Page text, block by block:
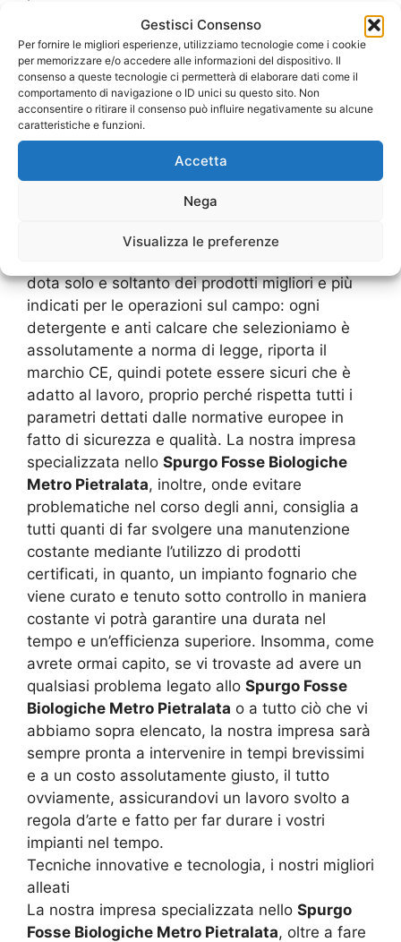
Gestisci Consenso
Per fornire le migliori esperienze, utilizziamo tecnologie come i cookie
per memorizzare e/o accedere alle informazioni del dispositivo. Il
consenso a queste tecnologie ci permetterà di elaborare dati come il
comportamento di navigazione o ID unici su questo sito. Non
acconsentire o ritirare il consenso può influire negativamente su alcune
caratteristiche e funzioni.
Accetta
Nega
Visualizza le preferenze
metterci all’opera per qualsiasi tipologia di
richiesta: sia essa legata allo spurgo civile o a
quello industriale. Ci teniamo a sottolineare che
dopo ogni servizio di aspirazione, le squadre
operative dalla nostra impresa specializzata
si prenderanno sempre cura dello
smaltimento dei materiali reflui al fine di
proteggere l’ambiente. In quanto realtà di primo
piano in questo particolare settore, ci teniamo
dota solo e soltanto dei prodotti migliori e più
indicati per le operazioni sul campo: ogni
detergente e anti calcare che selezioniamo è
assolutamente a norma di legge, riporta il
marchio CE, quindi potete essere sicuri che è
adatto al lavoro, proprio perché rispetta tutti i
parametri dettati dalle normative europee in
fatto di sicurezza e qualità. La nostra impresa
specializzata nello Spurgo Fosse Biologiche
Metro Pietralata, inoltre, onde evitare
problematiche nel corso degli anni, consiglia a
tutti quanti di far svolgere una manutenzione
costante mediante l’utilizzo di prodotti
certificati, in quanto, un impianto fognario che
viene curato e tenuto sotto controllo in maniera
costante vi potrà garantire una durata nel
tempo e un’efficienza superiore. Insomma, come
avrete ormai capito, se vi trovaste ad avere un
qualsiasi problema legato allo Spurgo Fosse
Biologiche Metro Pietralata o a tutto ciò che vi
abbiamo sopra elencato, la nostra impresa sarà
sempre pronta a intervenire in tempi brevissimi
e a un costo assolutamente giusto, il tutto
ovviamente, assicurandovi un lavoro svolto a
regola d’arte e fatto per far durare i vostri
impianti nel tempo.
Tecniche innovative e tecnologia, i nostri migliori
alleati
La nostra impresa specializzata nello Spurgo
Fosse Biologiche Metro Pietralata, oltre a fare